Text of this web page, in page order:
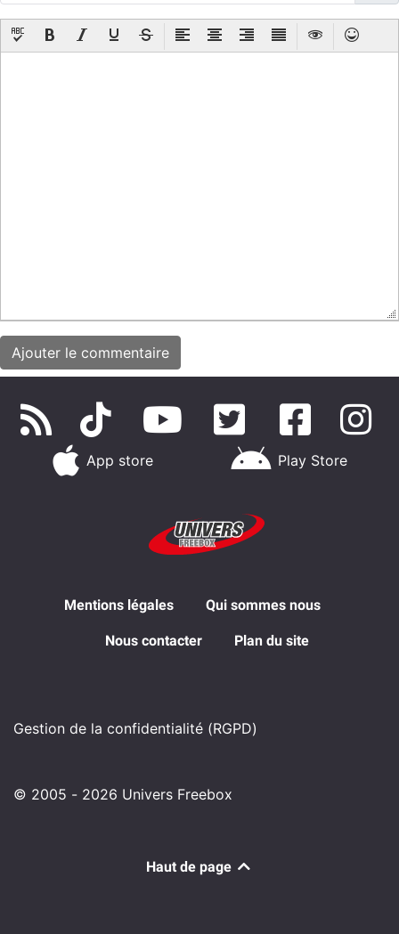
App store Play Store
Mentions légales Qui sommes nous
Nous contacter Plan du site
Gestion de la confidentialité (RGPD)
© 2005 - 2026 Univers Freebox
Haut de page